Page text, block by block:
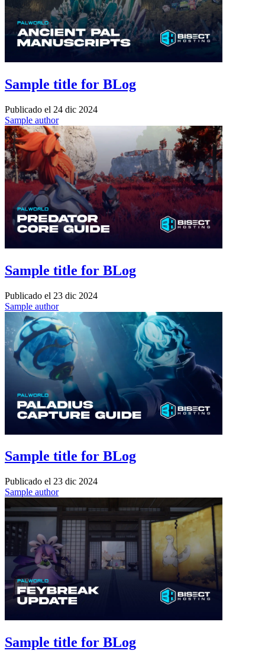
Sample title for BLog
Publicado el 24 dic 2024
Sample author
Sample title for BLog
Publicado el 23 dic 2024
Sample author
Sample title for BLog
Publicado el 23 dic 2024
Sample author
Sample title for BLog